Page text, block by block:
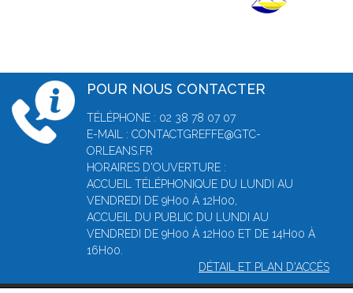
POUR NOUS CONTACTER
TÉLÉPHONE : 02 38 78 07 07
E-MAIL : CONTACTGREFFE@GTC-
ORLEANS.FR
HORAIRES D'OUVERTURE :
ACCUEIL TÉLÉPHONIQUE DU LUNDI AU
VENDREDI DE 9H00 À 12H00,
ACCUEIL DU PUBLIC DU LUNDI AU
VENDREDI DE 9H00 À 12H00 ET DE 14H00 À
16H00.
DÉTAIL ET PLAN D'ACCÈS